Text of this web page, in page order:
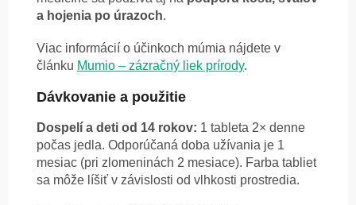
a hojenia po úrazoch.
Viac informácií o účinkoch múmia nájdete v
článku Mumio – zázračný liek prírody.
Dávkovanie a použitie
Dospelí a deti od 14 rokov: 1 tableta 2× denne
počas jedla. Odporúčaná doba užívania je 1
mesiac (pri zlomeninách 2 mesiace). Farba tabliet
sa môže líšiť v závislosti od vlhkosti prostredia.